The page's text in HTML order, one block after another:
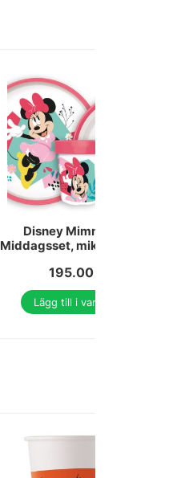
Disney Mimmi Pigg
Middagsset, mikromaterial
195.00
Lägg till i varukorg